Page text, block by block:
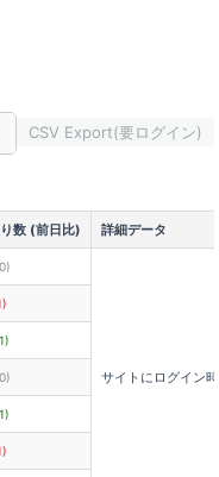
CSV Export(要ログイン)
数 (前日比) 詳細データ
サイトにログイン